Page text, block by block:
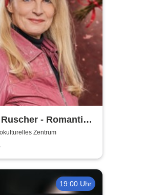
- Romantik,
zack!Zentrum
19:00 Uhr